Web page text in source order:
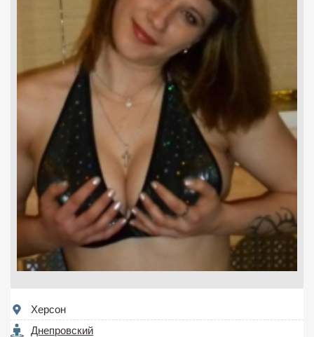
Херсон
Днепровский